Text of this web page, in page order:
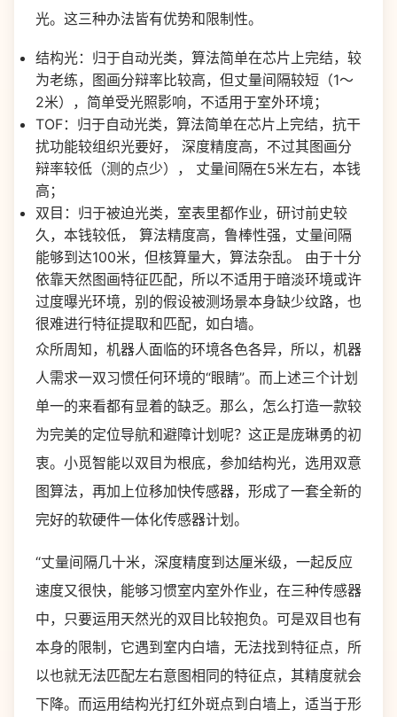
光。这三种办法皆有优势和限制性。
结构光：归于自动光类，算法简单在芯片上完结，较
为老练，图画分辩率比较高，但丈量间隔较短（1～
2米），简单受光照影响，不适用于室外环境；
TOF：归于自动光类，算法简单在芯片上完结，抗干
扰功能较组织光要好， 深度精度高，不过其图画分
辩率较低（测的点少）， 丈量间隔在5米左右，本钱
高；
双目：归于被迫光类，室表里都作业，研讨前史较
久，本钱较低， 算法精度高，鲁棒性强，丈量间隔
能够到达100米，但核算量大，算法杂乱。 由于十分
依靠天然图画特征匹配，所以不适用于暗淡环境或许
过度曝光环境，别的假设被测场景本身缺少纹路，也
很难进行特征提取和匹配，如白墙。
众所周知，机器人面临的环境各色各异，所以，机器
人需求一双习惯任何环境的“眼睛”。而上述三个计划
单一的来看都有显着的缺乏。那么，怎么打造一款较
为完美的定位导航和避障计划呢？这正是庞琳勇的初
衷。小觅智能以双目为根底，参加结构光，选用双意
图算法，再加上位移加快传感器，形成了一套全新的
完好的软硬件一体化传感器计划。
“丈量间隔几十米，深度精度到达厘米级，一起反应
速度又很快，能够习惯室内室外作业，在三种传感器
中，只要运用天然光的双目比较抱负。可是双目也有
本身的限制，它遇到室内白墙，无法找到特征点，所
以也就无法匹配左右意图相同的特征点，其精度就会
下降。而运用结构光打红外斑点到白墙上，适当于形